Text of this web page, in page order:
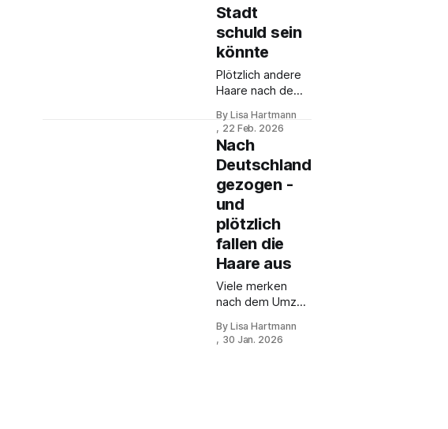
Stadt
schuld sein
könnte
Plötzlich andere
Haare nach dem
sich nicht deine
Pflege geändert,
sondern
Wasserhärte,
Kalk und
Duschwasser.
By Lisa Hartmann
22 Feb. 2026
Nach
Deutschland
gezogen -
und
plötzlich
fallen die
Haare aus
Viele merken
nach dem Umzug
anderes
Duschwasser.
By Lisa Hartmann
30 Jan. 2026